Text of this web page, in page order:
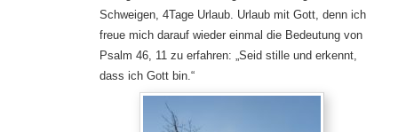
Schweigen, 4Tage Urlaub. Urlaub mit Gott, denn ich
freue mich darauf wieder einmal die Bedeutung von
Psalm 46, 11 zu erfahren: „Seid stille und erkennt,
dass ich Gott bin.“